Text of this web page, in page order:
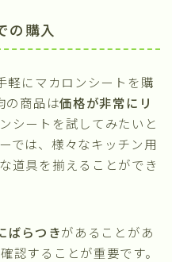
の購入
軽にマカロンシートを購
の商品は価格が非常にリ
シートを試してみたいと
では、様々なキッチン用
道具を揃えることができ
ばらつきがあることがあ
認することが重要です。